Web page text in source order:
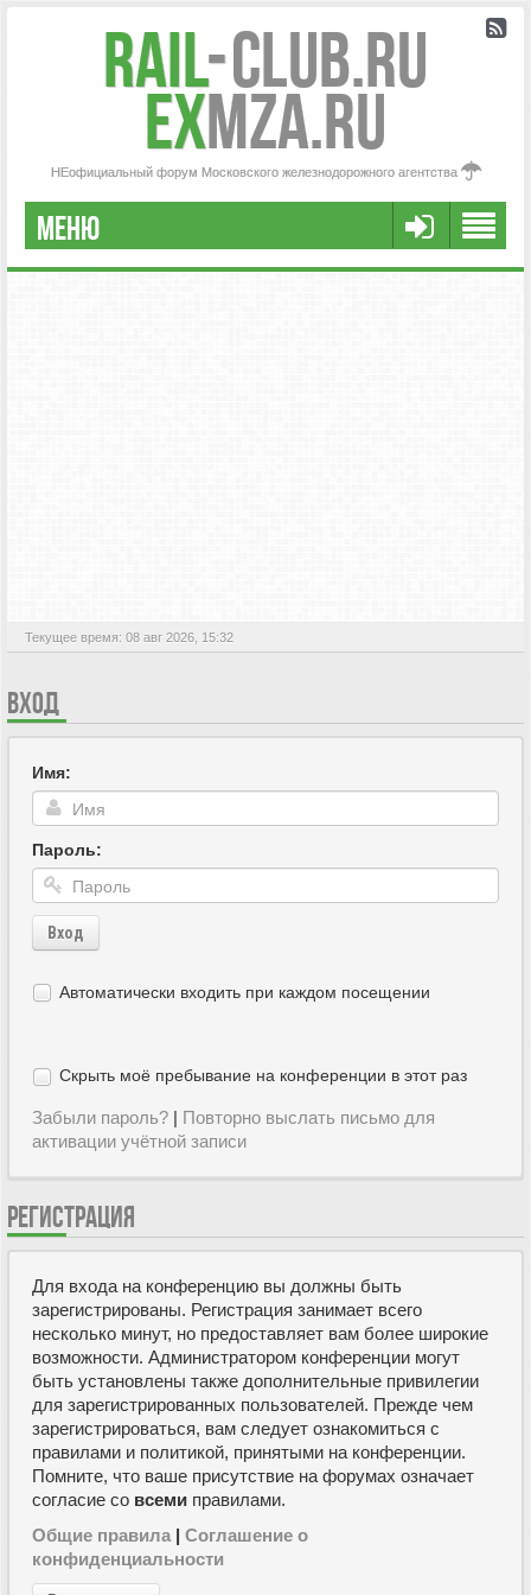
Rail-Club.RU
exMZA.RU
НЕофициальный форум Московского железнодорожного агентства
МЕНЮ
РЕГИСТРАЦИЯ
Текущее время: 08 авг 2026, 15:32
ВХОД
Имя:
Пароль:
Вход
Автоматически входить при каждом посещении
Скрыть моё пребывание на конференции в этот раз
Забыли пароль? | Повторно выслать письмо для
активации учётной записи
РЕГИСТРАЦИЯ
Для входа на конференцию вы должны быть
зарегистрированы. Регистрация занимает всего
несколько минут, но предоставляет вам более широкие
возможности. Администратором конференции могут
быть установлены также дополнительные привилегии
для зарегистрированных пользователей. Прежде чем
зарегистрироваться, вам следует ознакомиться с
правилами и политикой, принятыми на конференции.
Помните, что ваше присутствие на форумах означает
согласие со всеми правилами.
Общие правила | Соглашение о
конфиденциальности